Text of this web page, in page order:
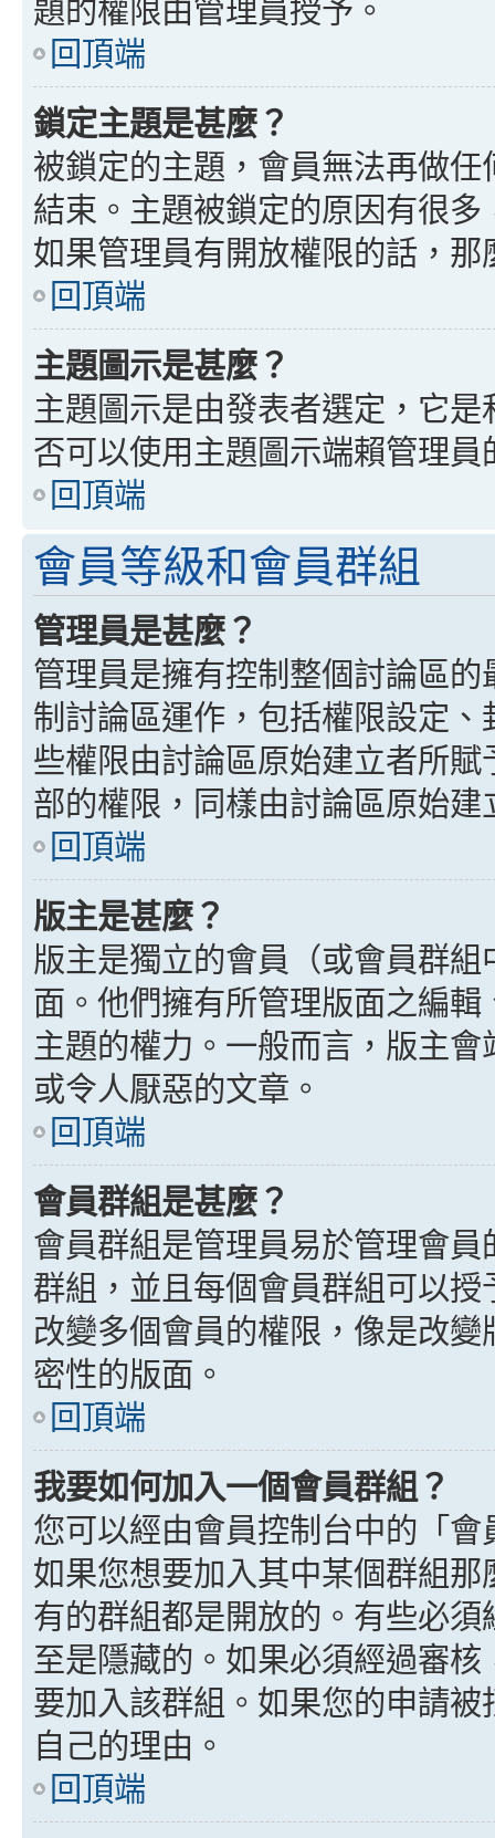
題的權限由管理員授予。
回頂端
鎖定主題是甚麼？
被鎖定的主題，會員無法再做
結束。主題被鎖定的原因有很
如果管理員有開放權限的話，
回頂端
主題圖示是甚麼？
主題圖示是由發表者選定，它
否可以使用主題圖示端賴管理員
回頂端
會員等級和會員群組
管理員是甚麼？
管理員是擁有控制整個討論區
制討論區運作，包括權限設定
些權限由討論區原始建立者所
部的權限，同樣由討論區原始建
回頂端
版主是甚麼？
版主是獨立的會員（或會員群
面。他們擁有所管理版面之編
主題的權力。一般而言，版主
或令人厭惡的文章。
回頂端
會員群組是甚麼？
會員群組是管理員易於管理會
群組，並且每個會員群組可以
改變多個會員的權限，像是改
密性的版面。
回頂端
我要如何加入一個會員群組？
您可以經由會員控制台中的「
如果您想要加入其中某個群組
有的群組都是開放的。有些必
至是隱藏的。如果必須經過審
要加入該群組。如果您的申請
自己的理由。
回頂端